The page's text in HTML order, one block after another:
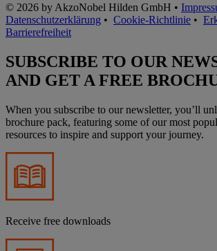
© 2026 by AkzoNobel Hilden GmbH •
Datenschutzerklärung • Cookie-Richtlinie •
Barrierefreiheit
SUBSCRIBE TO OUR
AND GET A FREE
When you subscribe to our newsletter, you’ll
brochure pack, featuring some of our most
resources to inspire and support your journey.
Receive free downloads